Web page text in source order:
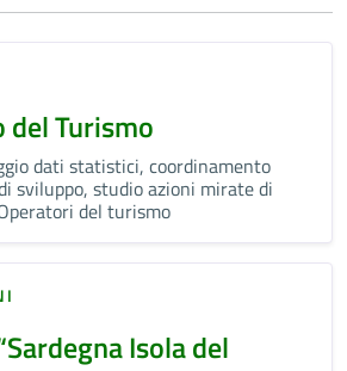
Turismo
dati statistici, coordinamento
sviluppo, studio azioni mirate di
del turismo
Isola del